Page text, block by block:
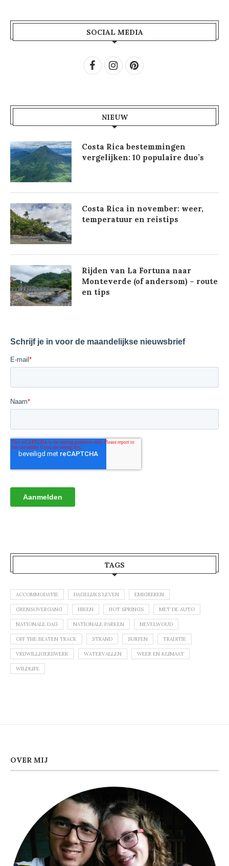
SOCIAL MEDIA
NIEUW
Costa Rica bestemmingen
vergelijken: 10 populaire duo’s
Costa Rica in november: weer,
temperatuur en reistips
Rijden van La Fortuna naar
Monteverde (of andersom) – route
en tips
TAGS
ACCOMMODATIE DAGELIJKS LEVEN EMIGREREN
GRENSOVERGANG HIKEN HOT SPRINGS MET DE AUTO
NATIONALE DAG NATIONALE PARKEN NEVELWOUD
OFF THE BEATEN TRACK STRAND SURFEN TRADITIE
VRIJWILLIGERSWERK WATERVALLEN WEER EN KLIMAAT
WILDLIFE
OVER MIJ